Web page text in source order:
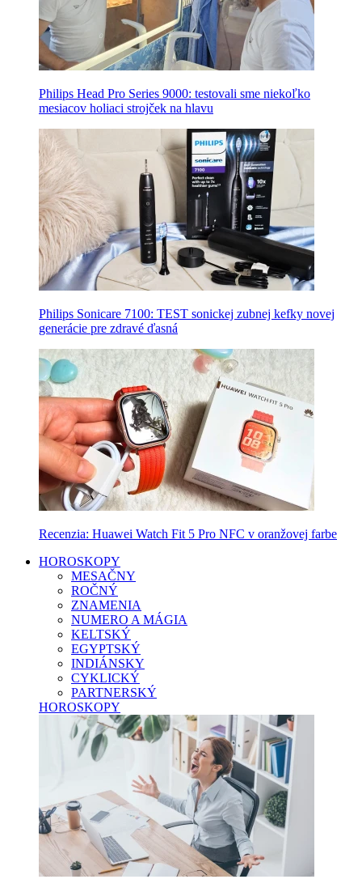
Philips Head Pro Series 9000: testovali sme niekoľko
mesiacov holiaci strojček na hlavu
Philips Sonicare 7100: TEST sonickej zubnej kefky novej
generácie pre zdravé ďasná
Recenzia: Huawei Watch Fit 5 Pro NFC v oranžovej farbe
HOROSKOPY
MESAČNY
ROČNÝ
ZNAMENIA
NUMERO A MÁGIA
KELTSKÝ
EGYPTSKÝ
INDIÁNSKY
CYKLICKÝ
PARTNERSKÝ
HOROSKOPY